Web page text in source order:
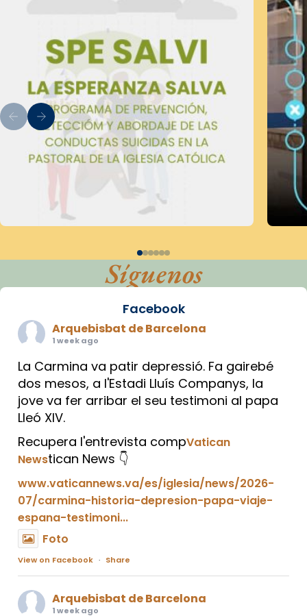
Síguenos
Facebook
Arquebisbat de Barcelona
1 week ago
La Carmina va patir depressió. Fa gairebé
dos mesos, a l'Estadi Lluís Companys, la
jove va fer arribar el seu testimoni al papa
Lleó XIV.
Recupera l'entrevista compVatican
Newstican News 👇
www.vaticannews.va/es/iglesia/news/2026-
07/carmina-historia-depresion-papa-viaje-
espana-testimoni...
Foto
View on Facebook · Share
Arquebisbat de Barcelona
1 week ago